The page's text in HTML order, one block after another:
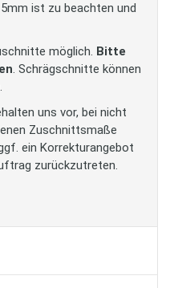
ist zu beachten und
möglich. Bitte
. Schrägschnitte können
uns vor, bei nicht
Zuschnittsmaße
ein Korrekturangebot
zurückzutreten.